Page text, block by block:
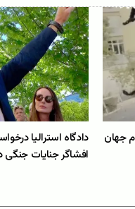
جهان
دادگاه استرالیا
افشاگر جنایات جنگی